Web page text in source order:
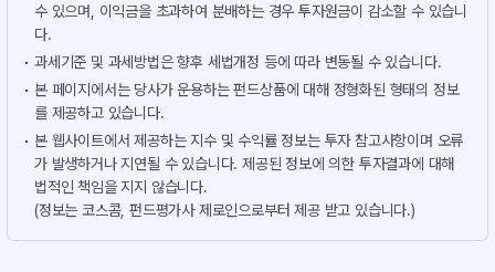
수 있으며, 이익금을 초과하여 분배하는 경우 투자원금이 감소할 수 있습니
다.
과세기준 및 과세방법은 향후 세법개정 등에 따라 변동될 수 있습니다.
본 페이지에서는 당사가 운용하는 펀드상품에 대해 정형화된 형태의 정보
를 제공하고 있습니다.
본 웹사이트에서 제공하는 지수 및 수익률 정보는 투자 참고사항이며 오류
가 발생하거나 지연될 수 있습니다. 제공된 정보에 의한 투자결과에 대해
법적인 책임을 지지 않습니다.
(정보는 코스콤, 펀드평가사 제로인으로부터 제공 받고 있습니다.)